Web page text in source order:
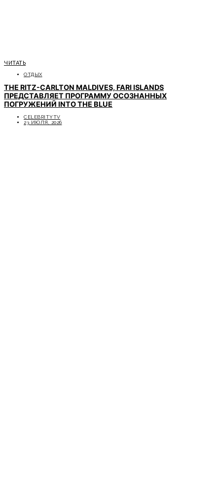
ЧИТАТЬ
ОТДЫХ
THE RITZ-CARLTON MALDIVES, FARI ISLANDS
ПРЕДСТАВЛЯЕТ ПРОГРАММУ ОСОЗНАННЫХ
ПОГРУЖЕНИЙ INTO THE BLUE
CELEBRITYTV
23 ИЮЛЯ, 2026